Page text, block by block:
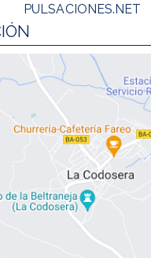
PULSACIONES.NET